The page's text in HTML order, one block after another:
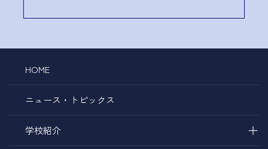
HOME
ニュース・トピックス
学校紹介 ＋